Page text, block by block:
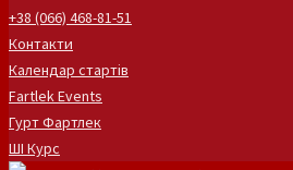
+38 (066) 468-81-51
Контакти
Календар стартів
Fartlek Events
Гурт Фартлек
ШІ Курс